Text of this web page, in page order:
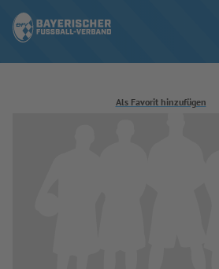
Als Favorit hinzufügen